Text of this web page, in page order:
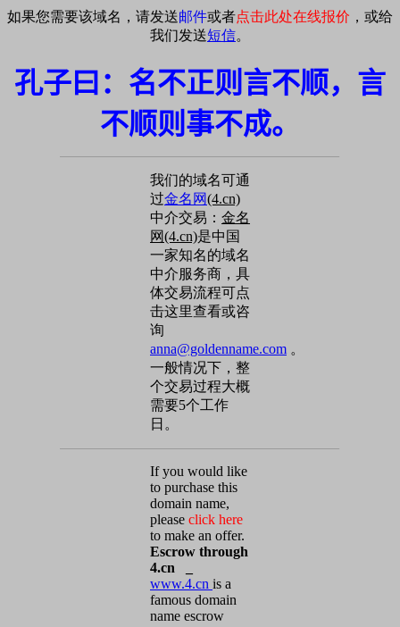
如果您需要该域名，请发送邮件或者点击此处在线报价 ，或给
我们发送短信。
孔子曰：名不正则言不顺，言
不顺则事不成。
我们的域名可通
过金名网(4.cn)
中介交易： 金名
网(4.cn)是中国
一家知名的域名
中介服务商，具
体交易流程可点
击这里查看或咨
询
anna@goldenname.com 。
一般情况下，整
个交易过程大概
需要5个工作
日。
If you would like
to purchase this
domain name,
please click here
to make an offer.
Escrow through
4.cn _
www.4.cn is a
famous domain
name escrow